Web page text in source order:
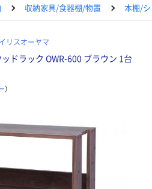
収納家具/食器棚/物置 本棚/
リスオーヤマ
ドラック OWR-600 ブラウン 1台
）